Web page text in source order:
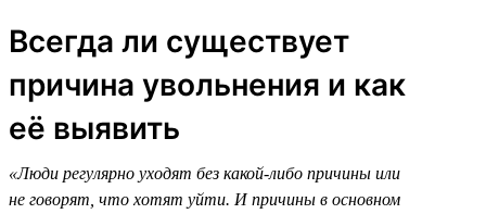
Всегда ли существует
причина увольнения и как
её выявить
«Люди регулярно уходят без какой-либо причины или
не говорят, что хотят уйти. И причины в основном